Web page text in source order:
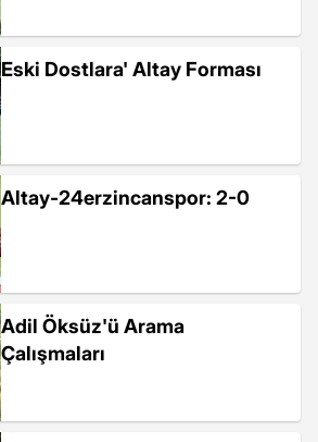
Eski Dostlara' Altay Forması
Altay-24erzincanspor: 2-0
Adil Öksüz'ü Arama
Çalışmaları